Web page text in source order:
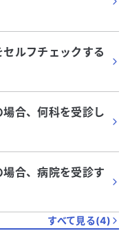
ルフチェックする
合、何科を受診し
合、病院を受診す
すべて見る(4)